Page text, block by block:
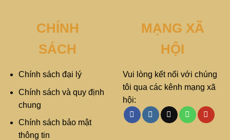
CHÍNH
SÁCH
Chính sách đại lý
Chính sách và quy định
chung
Chính sách bảo mật
thông tin
MẠNG XÃ
HỘI
Vui lòng kết nối với chúng
tôi qua các kênh mạng xã
hội: